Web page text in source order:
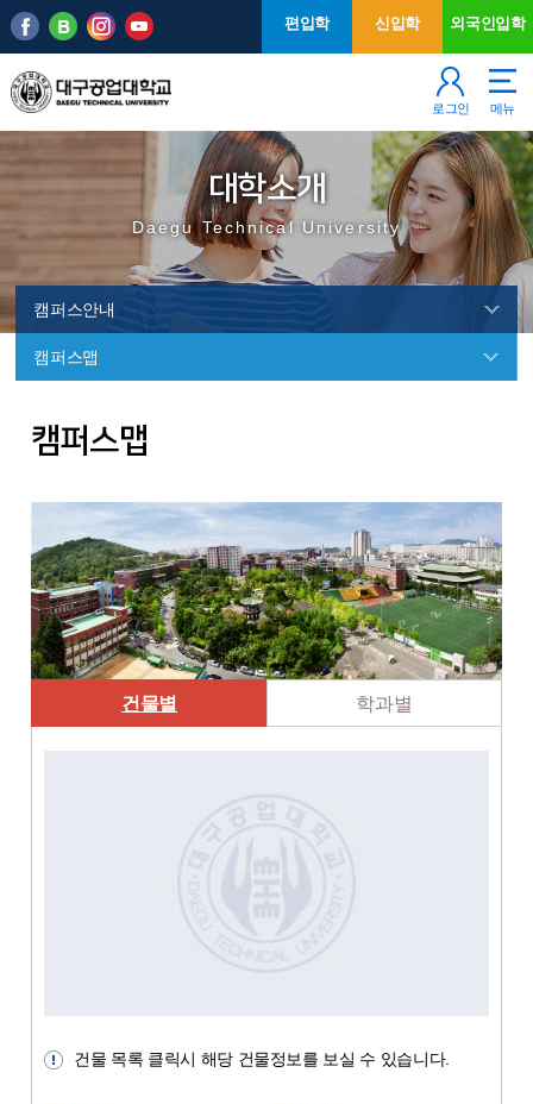
주메뉴
본문 바로가기
편입학 신입학 외국인입학
로그인 메뉴
대학소개
Daegu Technical University
캠퍼스안내
캠퍼스맵
캠퍼스맵
건물별 학과별
건물 목록 클릭시 해당 건물정보를 보실 수 있습니다.